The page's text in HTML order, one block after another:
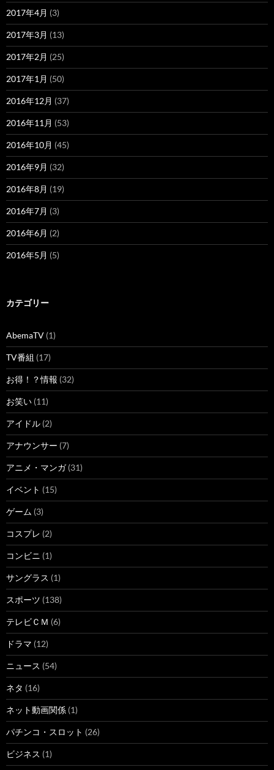
2017年4月 (3)
2017年3月 (13)
2017年2月 (25)
2017年1月 (50)
2016年12月 (37)
2016年11月 (53)
2016年10月 (45)
2016年9月 (32)
2016年8月 (19)
2016年7月 (3)
2016年6月 (2)
2016年5月 (5)
カテゴリー
AbemaTV (1)
TV番組 (17)
お得！？情報 (32)
お笑い (11)
アイドル (2)
アナウンサー (7)
アニメ・マンガ(31)
イベント (15)
ゲーム (3)
コスプレ (2)
コンビニ (1)
サングラス (1)
スポーツ (138)
テレビＣＭ (6)
ドラマ (12)
ニュース (54)
ネタ (16)
ネット動画関係 (1)
パチンコ・スロット (26)
ビジネス (1)